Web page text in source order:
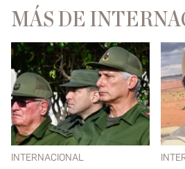
MÁS DE
INTERNACIONAL